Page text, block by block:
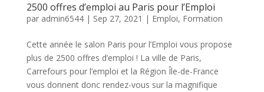
2500 offres d’emploi au Paris pour l’Emploi
par admin6544| Sep 27, 2021 | Emploi, Formation
Cette année le salon Paris pour l’Emploi vous propose
plus de 2500 offres d’emploi ! La ville de Paris,
Carrefours pour l’emploi et la Région Île-de-France
vous donnent donc rendez-vous sur la magnifique